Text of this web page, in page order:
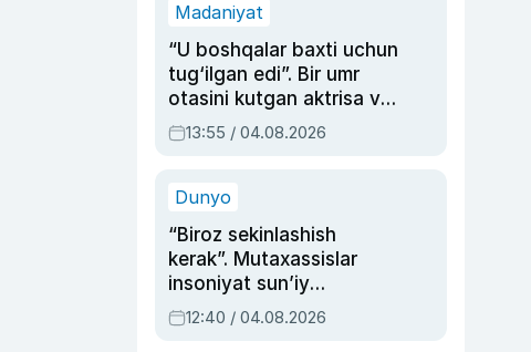
Madaniyat
“U boshqalar baxti uchun
tug‘ilgan edi”. Bir umr
otasini kutgan aktrisa va
dublyaj ustasi Rimma
Ahmedovaning
13:55 / 04.08.2026
Dunyo
“Biroz sekinlashish
kerak”. Mutaxassislar
insoniyat sun’iy
intellektni boshqara
olmay qolishidan xavotir
12:40 / 04.08.2026